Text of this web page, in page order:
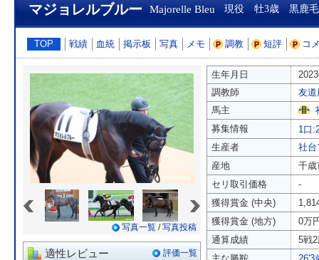
マジョレルブルー Majorelle Bleu 現役 牡3歳 黒鹿毛
TOP 戦績 血統 掲示板 写真 メモ 調教 短評 コ
写真一覧 /写真投稿
適性レビュー 評価一覧
生年月日
調教師
友道
馬主
募集情報
1口
生産者
社台
産地
千歳
セリ取引価格
-
獲得賞金 (中央)
獲得賞金 (地方)
0万
通算成績
5戦